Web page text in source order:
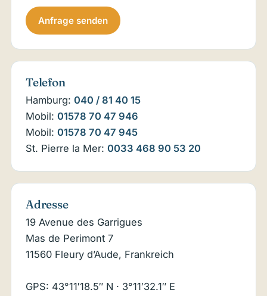
Anfrage senden
Telefon
Hamburg: 040 / 81 40 15
Mobil: 01578 70 47 946
Mobil: 01578 70 47 945
St. Pierre la Mer: 0033 468 90 53 20
Adresse
19 Avenue des Garrigues
Mas de Perimont 7
11560 Fleury d’Aude, Frankreich
GPS: 43°11′18.5″ N · 3°11′32.1″ E